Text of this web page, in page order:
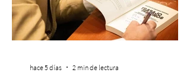
hace 5 días 2 min de lectura